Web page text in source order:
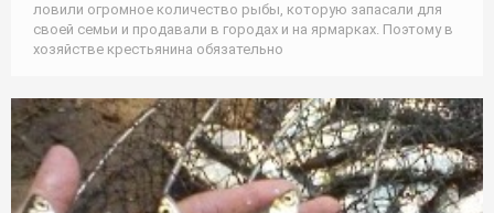
ловили огромное количество рыбы, которую запасали для
своей семьи и продавали в городах и на ярмарках. Поэтому в
хозяйстве крестьянина обязательно